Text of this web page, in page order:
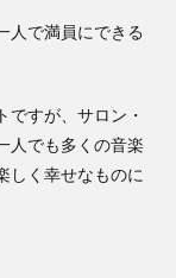
人で満員にできる
ですが、サロン・
人でも多くの音楽
しく幸せなものに